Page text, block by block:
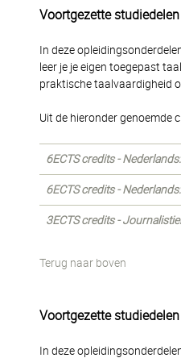
Voortgezette
In deze
leer je je eigen toegepast
praktische taalvaardigheid
Uit de hieronder genoemde
6ECTS credits -
6ECTS credits -
3ECTS credits -
Terug naar boven
Voortgezette
In deze